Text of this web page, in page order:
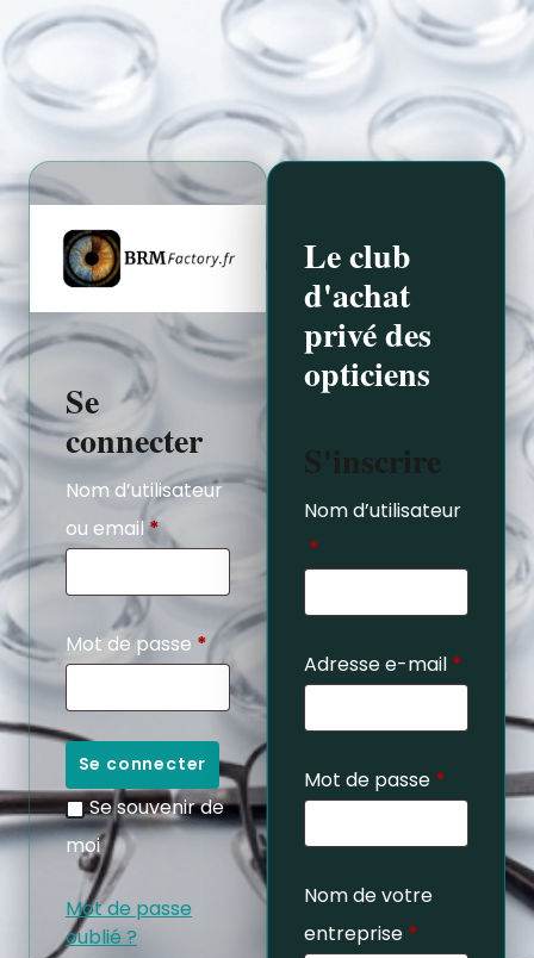
Se
connecter
Nom d’utilisateur
ou email*
Mot de passe *
Se connecter
Se souvenir de
moi
Mot de passe
oublié ?
Le club
d'achat
privé des
opticiens
S'inscrire
Nom d’utilisateur
*
Adresse e-mail *
Mot de passe *
Nom de votre
entreprise *